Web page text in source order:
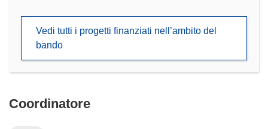
nuova
Vedi tutti i progetti finanziati nell’ambito del
bando
Coordinatore